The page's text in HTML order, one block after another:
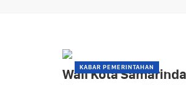
KABAR PEMERINTAHAN
Wali Kota